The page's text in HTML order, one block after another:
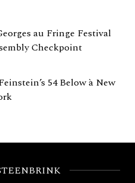
au Fringe Festival
Checkpoint
54 Below à New